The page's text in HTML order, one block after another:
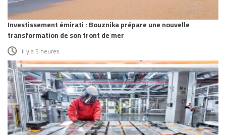
Investissement émirati : Bouznika prépare une nouvelle
transformation de son front de mer
il y a 5 heures